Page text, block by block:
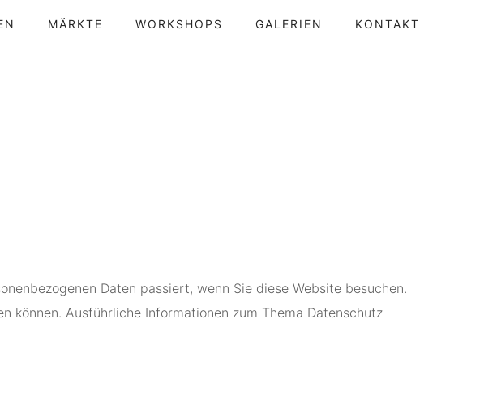
MÄRKTE WORKSHOPS GALERIEN KONTAKT
Daten passiert, wenn Sie diese Website besuchen.
können. Ausführliche Informationen zum Thema Datenschutz